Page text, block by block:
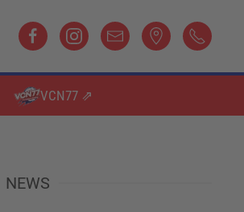
VCN77 ⇗
NEWS